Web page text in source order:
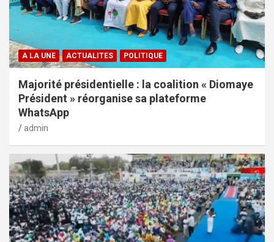
A LA UNE ACTUALITES POLITIQUE
Majorité présidentielle : la coalition « Diomaye
Président » réorganise sa plateforme
WhatsApp
admin